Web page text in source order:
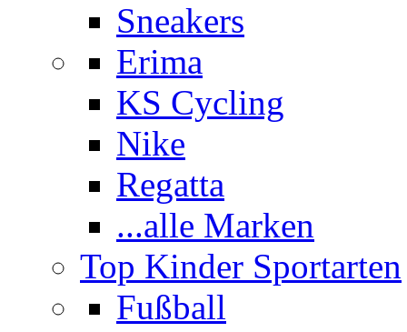
Sneakers
Erima
KS Cycling
Nike
Regatta
...alle Marken
Top Kinder Sportarten
Fußball